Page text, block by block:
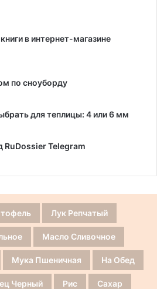
в интернет-магазине
по сноуборду
для теплицы: 4 или 6 мм
RuDossier Telegram
Лук Репчатый
Масло Сливочное
Мука Пшеничная На Обед
Черный Рис Сахар